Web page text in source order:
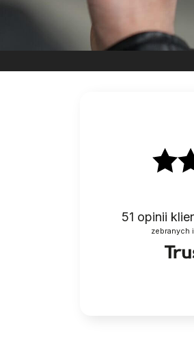
51 opinii
zebranych